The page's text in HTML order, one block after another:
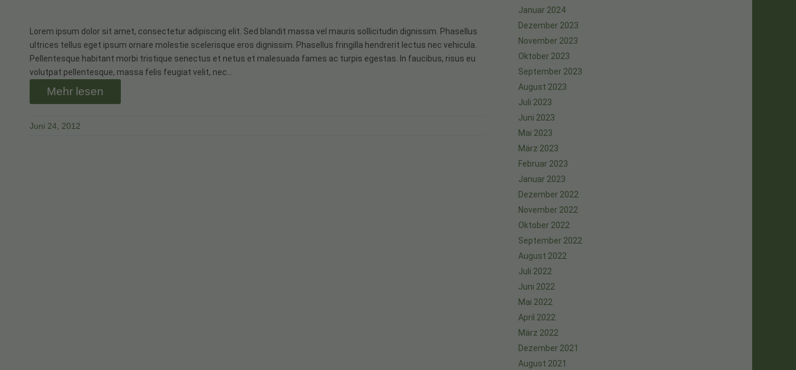
Lorem ipsum dolor sit amet, consectetur adipiscing elit. Sed blandit massa vel mauris sollicitudin dignissim. Phasellus
ultrices tellus eget ipsum ornare molestie scelerisque eros dignissim. Phasellus fringilla hendrerit lectus nec vehicula.
Pellentesque habitant morbi tristique senectus et netus et malesuada fames ac turpis egestas. In faucibus, risus eu
volutpat pellentesque, massa felis feugiat velit, nec…
Mehr lesen
Juni 24, 2012
Januar 2024
Dezember 2023
November 2023
Oktober 2023
September 2023
August 2023
Juli 2023
Juni 2023
Mai 2023
März 2023
Februar 2023
Januar 2023
Dezember 2022
November 2022
Oktober 2022
September 2022
August 2022
Juli 2022
Juni 2022
Mai 2022
April 2022
März 2022
Dezember 2021
August 2021